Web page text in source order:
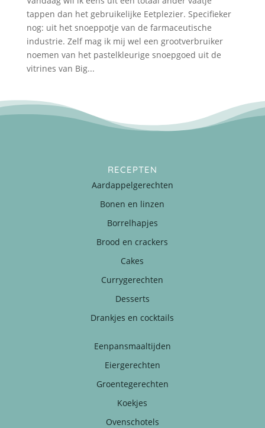
tappen dan het gebruikelijke Eetplezier. Specifieker
nog: uit het snoeppotje van de farmaceutische
industrie. Zelf mag ik mij wel een grootverbruiker
noemen van het pastelkleurige snoepgoed uit de
vitrines van Big...
RECEPTEN
Aardappelgerechten
Bonen en linzen
Borrelhapjes
Brood en crackers
Cakes
Currygerechten
Desserts
Drankjes en cocktails
Eenpansmaaltijden
Eiergerechten
Groentegerechten
Koekjes
Ovenschotels